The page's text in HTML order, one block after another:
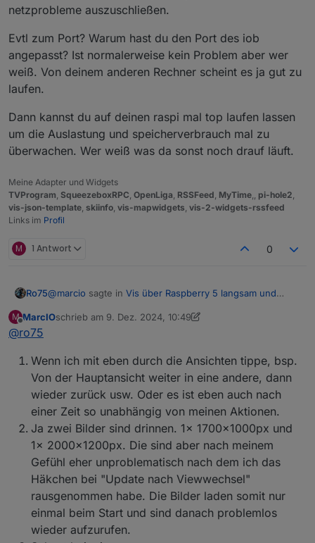
lang. Aber so die Visualisierung ist halt etwas träger.
das gute hierbei.
netzprobleme auszuschließen.
Evtl zum Port? Warum hast du den Port des iob
angepasst? Ist normalerweise kein Problem aber wer
weiß. Von deinem anderen Rechner scheint es ja gut zu
laufen.
Dann kannst du auf deinen raspi mal top laufen lassen
um die Auslastung und speicherverbrauch mal zu
überwachen. Wer weiß was da sonst noch drauf läuft.
Meine Adapter und Widgets
TVProgram SqueezeboxRPC OpenLiga RSSFeed MyTime pi-hole2
vis-json-template skiinfo vis-mapwidgets vis-2-widgets-rssfeed
Links im Profil
M 1 Antwort 0
Ro75@marcio sagte in Vis über Raspberry 5 langsam und
Minuten lang
Was meinst du mit "nach dem 3. Klick"?
Wie sieht das bei dir aus (VIS >> Setup >>
Einstellungen)?
M
Offline
MarcIOschrieb am 9. Dez. 2024, 10:49
zuletzt editiert von MarcIO12. Sept. 2024, 12:12
@ro75
Wenn ich mit eben durch die Ansichten tippe, bsp.
Von der Hauptansicht weiter in eine andere, dann
wieder zurück usw. Oder es ist eben auch nach
einer Zeit so unabhängig von meinen Aktionen.
Ja zwei Bilder sind drinnen. 1x 1700x1000px und
1x 2000x1200px. Die sind aber nach meinem
Gefühl eher unproblematisch nach dem ich das
Häkchen bei "Update nach Viewwechsel"
rausgenommen habe. Die Bilder laden somit nur
einmal beim Start und sind danach problemlos
wieder aufzurufen.